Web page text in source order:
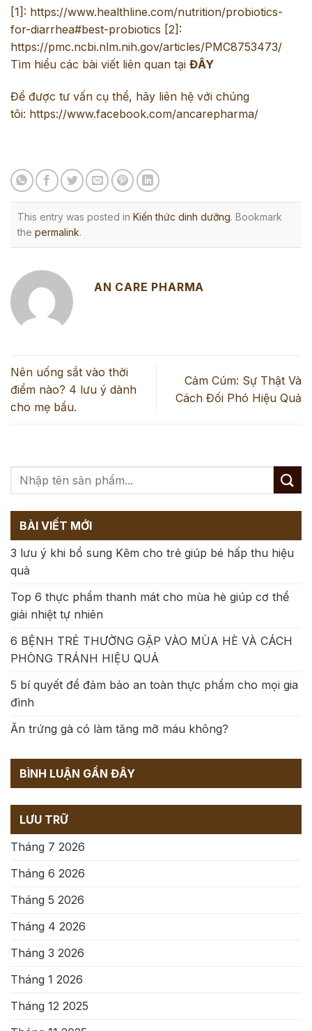
[1]: https://www.healthline.com/nutrition/probiotics-
for-diarrhea#best-probiotics [2]:
https://pmc.ncbi.nlm.nih.gov/articles/PMC8753473/
Tìm hiểu các bài viết liên quan tại ĐÂY
Để được tư vấn cụ thể, hãy liên hệ với chúng
tôi: https://www.facebook.com/ancarepharma/
This entry was posted in Kiến thức dinh dưỡng. Bookmark
the permalink.
AN CARE PHARMA
Nên uống sắt vào thời
điểm nào? 4 lưu ý dành
cho mẹ bầu.
Cảm Cúm: Sự Thật Và
Cách Đối Phó Hiệu Quả
BÀI VIẾT MỚI
3 lưu ý khi bổ sung Kẽm cho trẻ giúp bé hấp thu hiệu
quả
Top 6 thực phẩm thanh mát cho mùa hè giúp cơ thể
giải nhiệt tự nhiên
6 BỆNH TRẺ THƯỜNG GẶP VÀO MÙA HÈ VÀ CÁCH
PHÒNG TRÁNH HIỆU QUẢ
5 bí quyết để đảm bảo an toàn thực phẩm cho mọi gia
đình
Ăn trứng gà có làm tăng mỡ máu không?
BÌNH LUẬN GẦN ĐÂY
LƯU TRỮ
Tháng 7 2026
Tháng 6 2026
Tháng 5 2026
Tháng 4 2026
Tháng 3 2026
Tháng 1 2026
Tháng 12 2025